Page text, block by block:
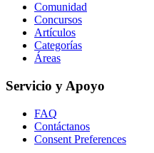
Comunidad
Concursos
Artículos
Categorías
Áreas
Servicio y Apoyo
FAQ
Contáctanos
Consent Preferences